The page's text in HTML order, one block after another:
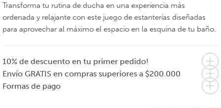
Transforma tu rutina de ducha en una experiencia más
ordenada y relajante con este juego de estanterías diseñadas
para aprovechar al máximo el espacio en la esquina de tu baño.
10% de descuento en tu primer pedido!
Envío GRATIS en compras superiores a $200.000
Formas de pago